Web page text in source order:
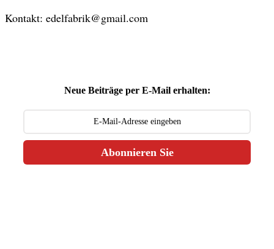
Kontakt: edelfabrik@gmail.com
Neue Beiträge per E-Mail erhalten:
Abonnieren Sie